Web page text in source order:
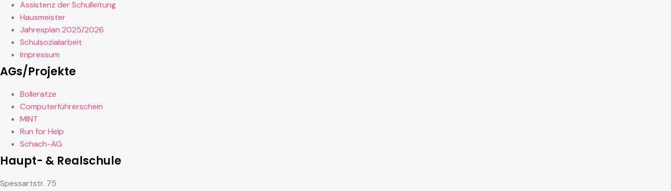
Assistenz der Schulleitung
Hausmeister
Jahresplan 2025/2026
Schulsozialarbeit
Impressum
AGs/Projekte
Bolleratze
Computerführerschein
MINT
Run for Help
Schach-AG
Haupt- & Realschule
Spessartstr. 75